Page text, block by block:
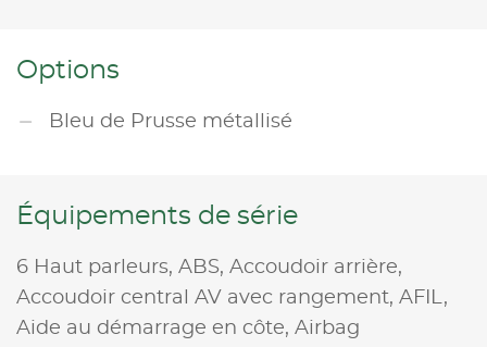
Options
Bleu de Prusse métallisé
Équipements de série
6 Haut parleurs, ABS, Accoudoir arrière,
Accoudoir central AV avec rangement, AFIL,
Aide au démarrage en côte, Airbag